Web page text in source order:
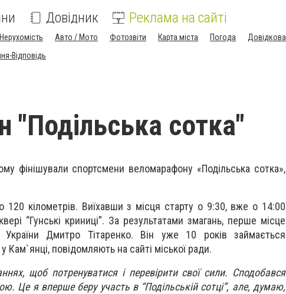
Довідник Реклама на сайті
Нерухомість Авто / Мото Фотозвіти Карта міста Погода
Довідкова
Відповідь
"Подільська сотка"
фінішували спортсмени веломарафону «Подільська сотка»,
120 кілометрів. Виїхавши з місця старту о 9:30, вже о 14:00
“Гунські криниці”. За результатами змагань, перше місце
Дмитро Тітаренко. Він уже 10 років займається
повідомляють на сайті міської ради.
щоб потренуватися і перевірити свої сили. Сподобався
Це я вперше беру участь в “Подільській сотці”, але, думаю,